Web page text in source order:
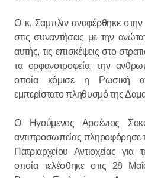
Ο κ. Σαμπλιν αναφέρθηκε στην
στις συναντήσεις με την
αυτής, τις επισκέψεις στο
τα ορφανοτροφεία, την
οποία κόμισε η Ρωσική
εμπερίστατο πληθυσμό της
Ο Ηγούμενος Αρσένιος
αντιπροσωπείας πληροφόρησε
Πατριαρχείου Αντιοχείας
οποία τελέσθηκε στις 28